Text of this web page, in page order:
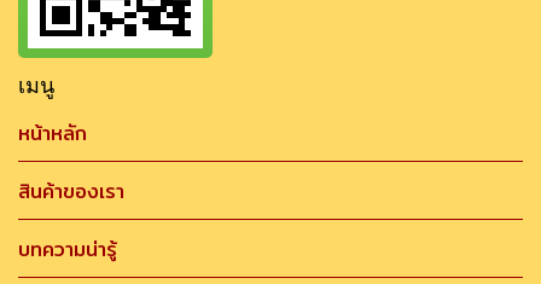
เมนู
หน้าหลัก
สินค้าของเรา
บทความน่ารู้